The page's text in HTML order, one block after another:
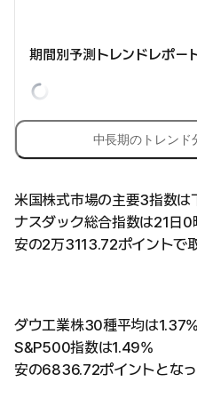
期間別予測トレンドレポー
中長期のトレンド
米国株式市場の主要3指数は
ナスダック総合指数は21日
安の2万3113.72ポイントで
ダウ工業株30種平均は
S&P500指数は1.49%
安の6836.72ポイントとなっ